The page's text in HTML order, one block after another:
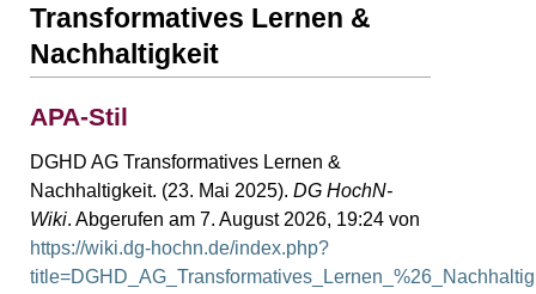
Transformatives Lernen &
Nachhaltigkeit
APA-Stil
DGHD AG Transformatives Lernen &
Nachhaltigkeit. (23. Mai 2025). DG HochN-
Wiki. Abgerufen am 7. August 2026, 19:24 von
https://wiki.dg-hochn.de/index.php?